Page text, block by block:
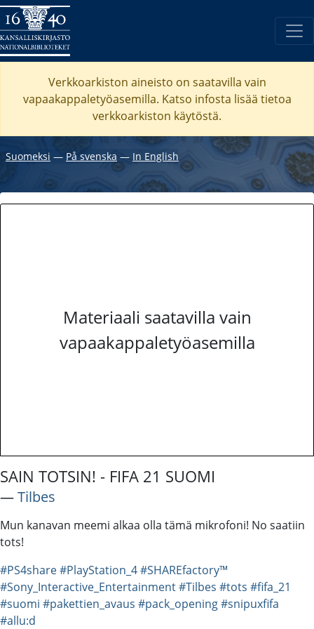
Verkkoarkiston aineisto on saatavilla vain
vapaakappaletyöasemilla. Katso infosta lisää tietoa
verkkoarkiston käytöstä.
Suomeksi ― På svenska ― In English
Materiaali saatavilla vain
vapaakappaletyöasemilla
SAIN TOTSIN! - FIFA 21 SUOMI
―Tilbes
Mun kanavan meemi alkaa olla tämä mikrofoni! No saatiin
tots!
#PS4share#PlayStation_4#SHAREfactory™
#Sony_Interactive_Entertainment#Tilbes #tots #fifa_21
#suomi #pakettien_avaus #pack_opening#snipuxfifa
#allu:d